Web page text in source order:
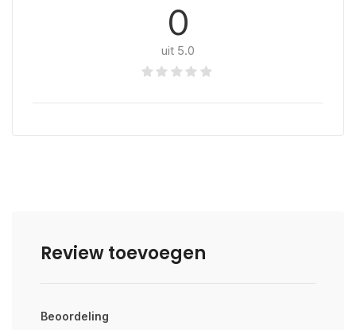
0
uit 5.0
Review toevoegen
Beoordeling